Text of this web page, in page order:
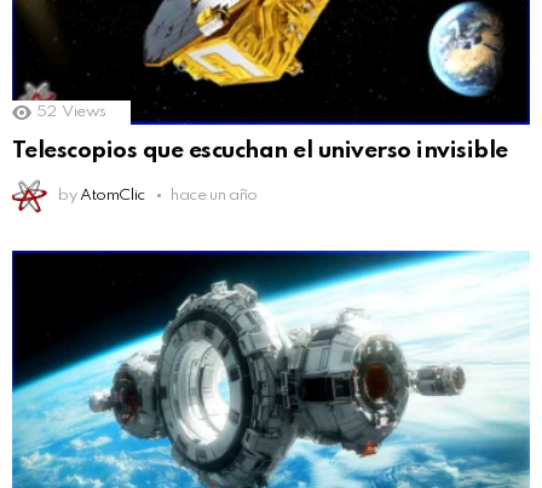
52 Views
Telescopios que escuchan el universo invisible
by AtomClic hace un año